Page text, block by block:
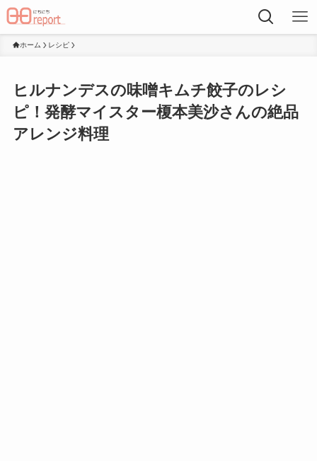
ホーム レシピ
ヒルナンデスの味噌キムチ餃子のレシ
ピ！発酵マイスター榎本美沙さんの絶品
アレンジ料理